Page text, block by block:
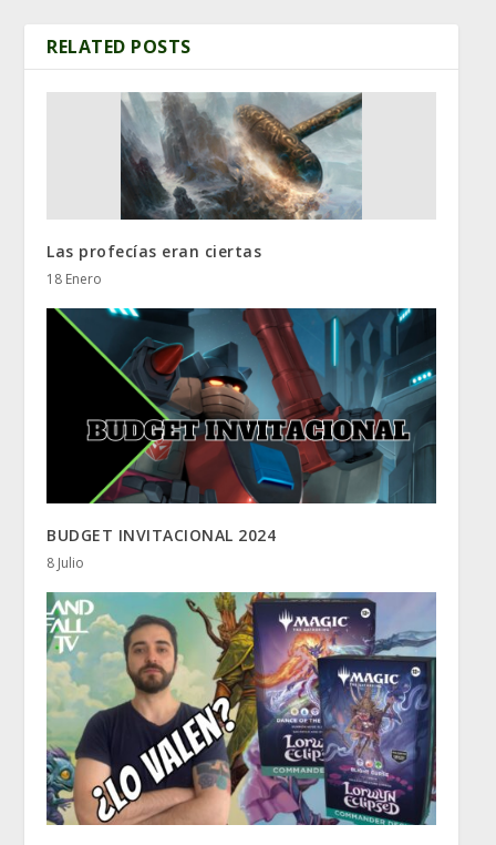
RELATED POSTS
Las profecías eran ciertas
18 Enero
BUDGET INVITACIONAL 2024
8 Julio